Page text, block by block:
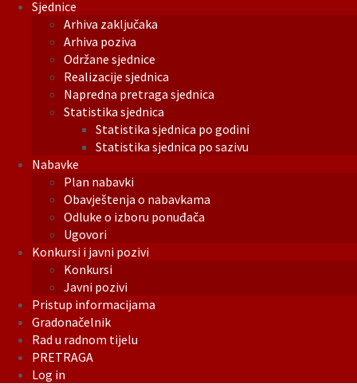
Sjednice
Arhiva zaključaka
Arhiva poziva
Održane sjednice
Realizacije sjednica
Napredna pretraga sjednica
Statistika sjednica
Statistika sjednica po godini
Statistika sjednica po sazivu
Nabavke
Plan nabavki
Obavještenja o nabavkama
Odluke o izboru ponuđača
Ugovori
Konkursi i javni pozivi
Konkursi
Javni pozivi
Pristup informacijama
Gradonačelnik
Rad u radnom tijelu
PRETRAGA
Log in